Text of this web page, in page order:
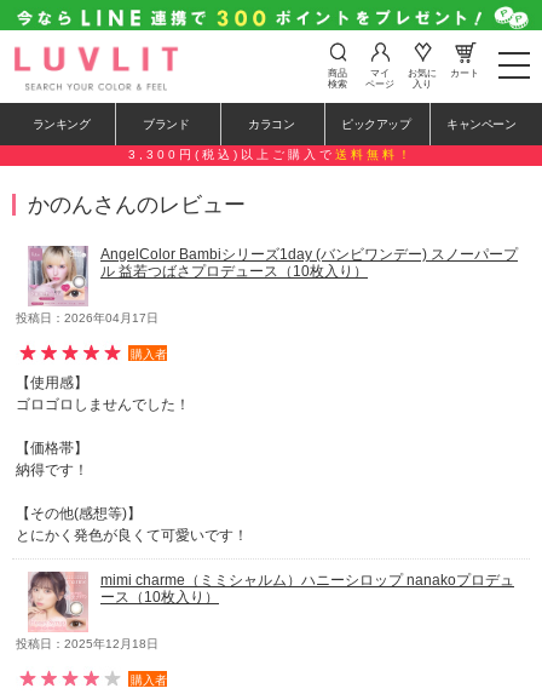
t
o
e
n
a
商品
検索
マイ
ページ
お気に
入り
カート
ランキング ブランド カラコン ピックアップ キャンペーン
3,300円(税込)以上ご購入で 送料無料！
かのんさんのレビュー
AngelColor Bambiシリーズ1day (バンビワンデー) スノーパープ
ル 益若つばさプロデュース（10枚入り）
投稿日：2026年04月17日
購入者
【使用感】
ゴロゴロしませんでした！
【価格帯】
納得です！
【その他(感想等)】
とにかく発色が良くて可愛いです！
mimi charme（ミミシャルム）ハニーシロップ nanakoプロデュ
ース（10枚入り）
投稿日：2025年12月18日
購入者